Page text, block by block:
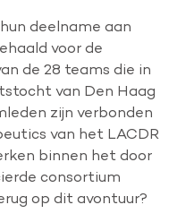
deelname aan
voor de
de 28 teams die in
van Den Haag
zijn verbonden
van het LACDR
binnen het door
consortium
op dit avontuur?